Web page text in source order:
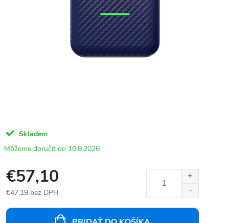
Skladem
10.8.2026
€57,10
€47,19 bez DPH